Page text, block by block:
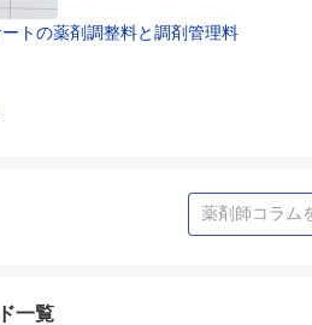
トの薬剤調整料と調剤管理料
一覧